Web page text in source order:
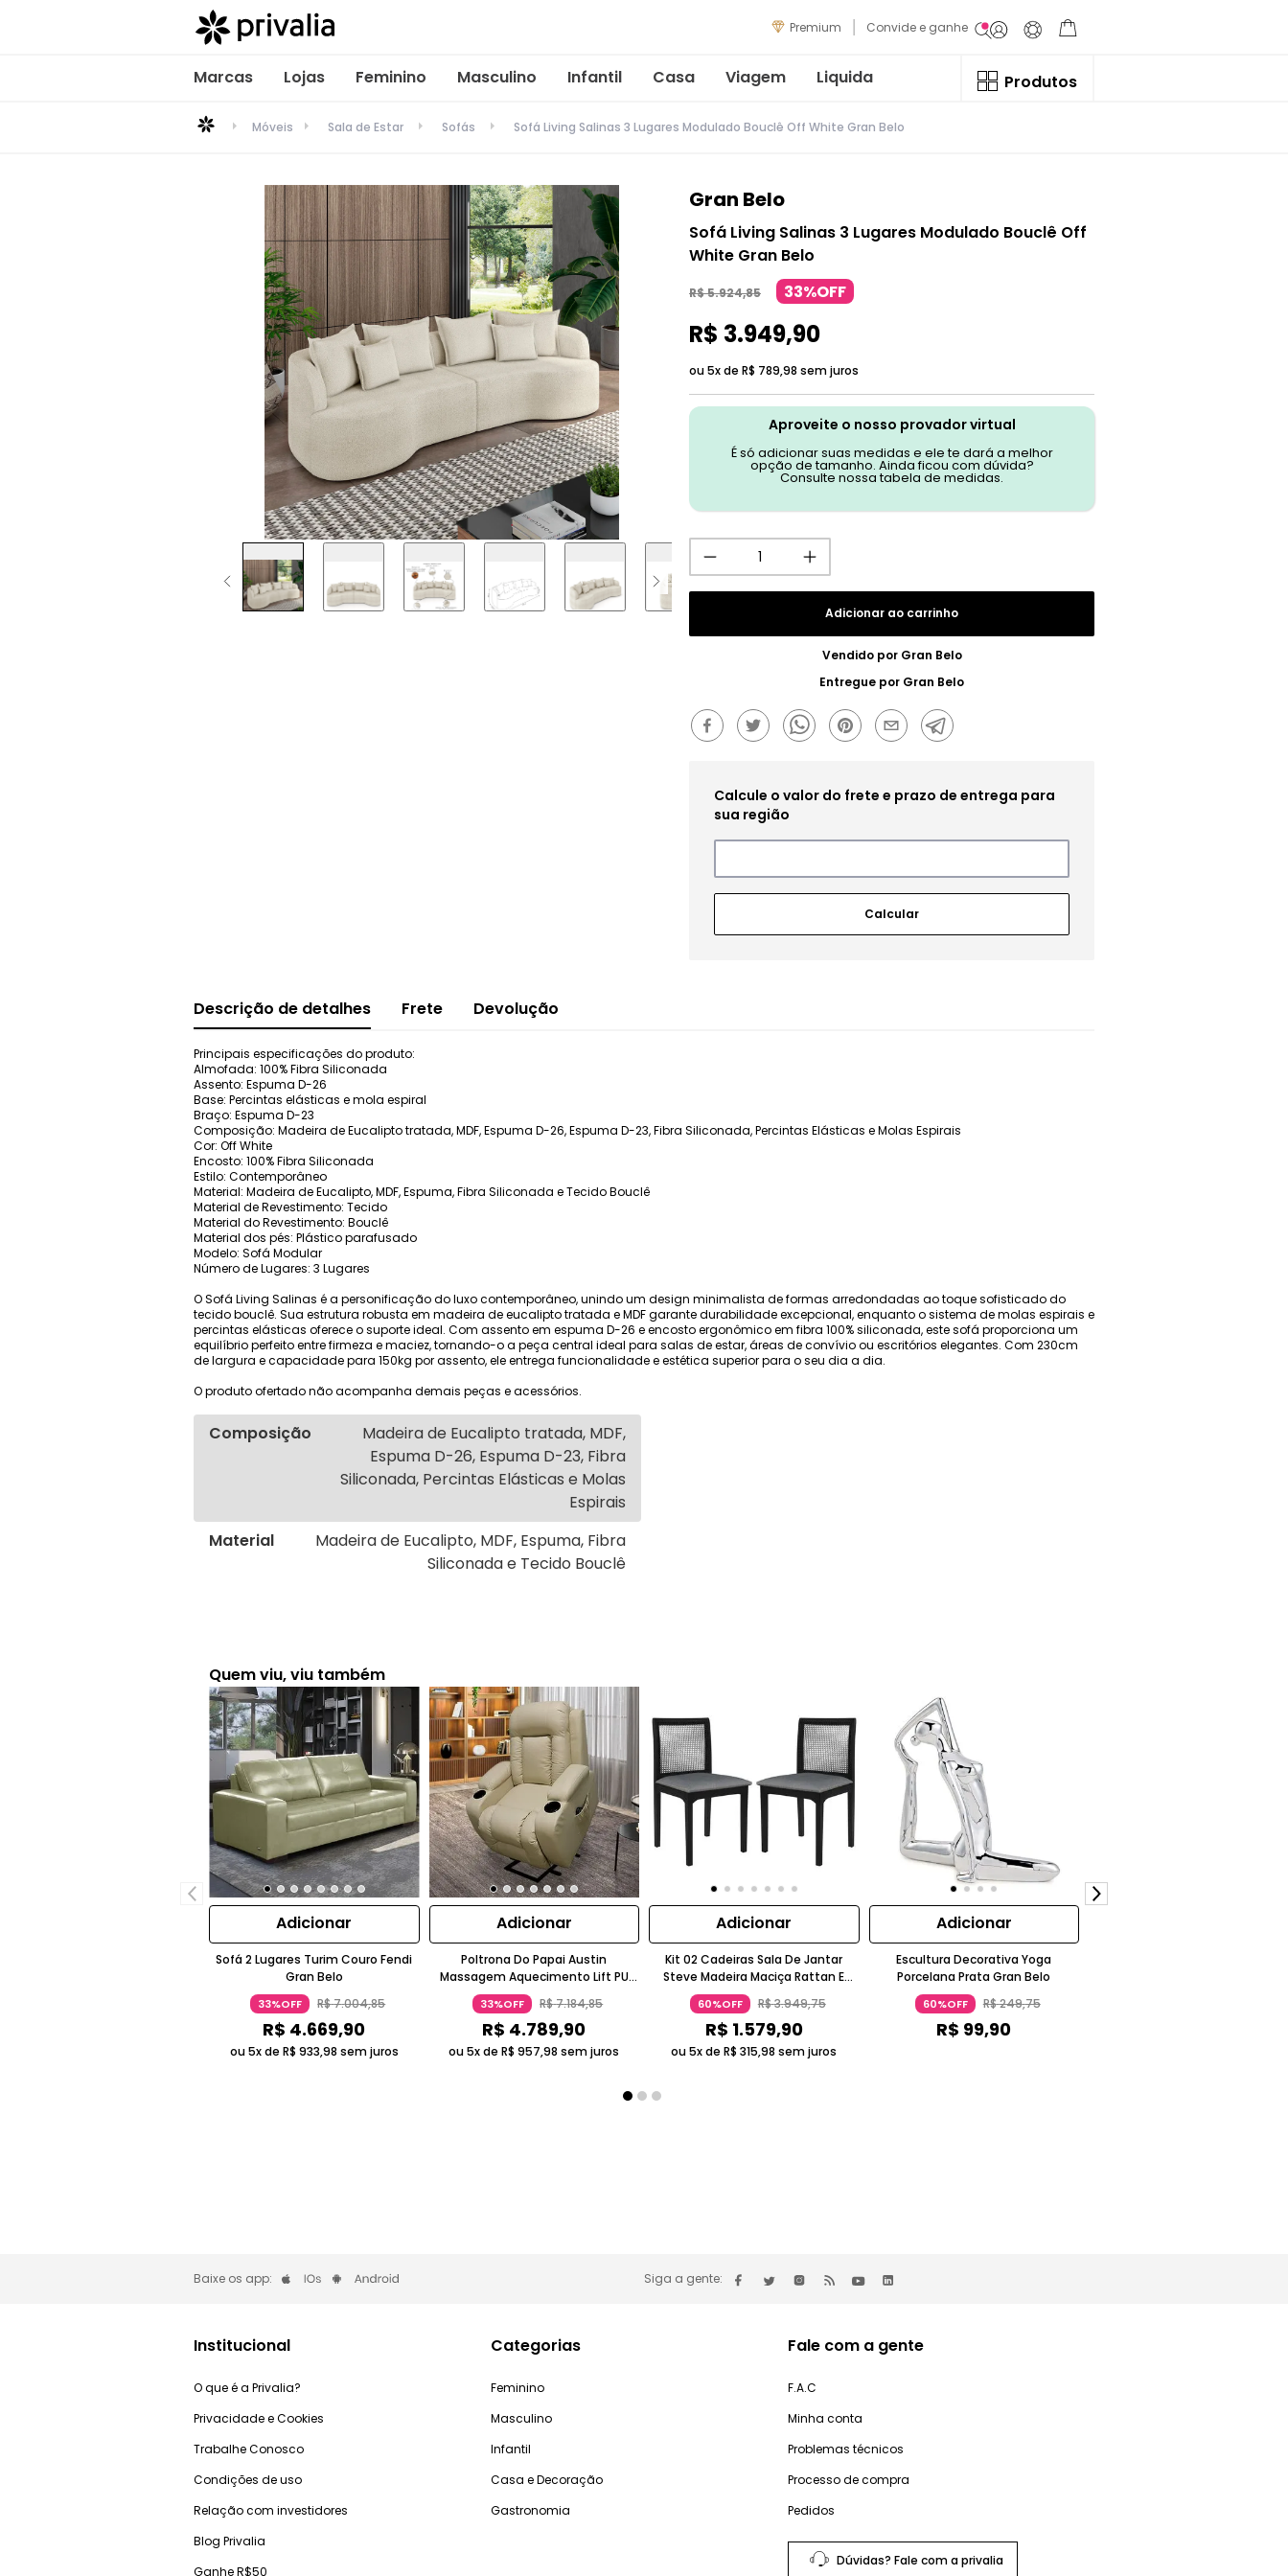
Premium Convide e ganhe
Marcas Lojas Feminino Masculino Infantil Casa Viagem Liquida Produtos
Móveis Sala de Estar Sofás Sofá Living Salinas 3 Lugares Modulado Bouclê Off White Gran Belo
Gran Belo
Sofá Living Salinas 3 Lugares Modulado Bouclê Off
White Gran Belo
R$5.924,85 33%OFF
R$ 3.949,90
ou 5x de R$ 789,98 sem juros
Aproveite o nosso provador virtual
É só adicionar suas medidas e ele te dará a melhor
opção de tamanho. Ainda ficou com dúvida?
Consulte nossa tabela de medidas.
Adicionar ao carrinho
Vendido por Gran Belo
Entregue por Gran Belo
Descrição de detalhes Frete Devolução
Principais especificações do produto:
Almofada: 100% Fibra Siliconada
Assento: Espuma D-26
Base: Percintas elásticas e mola espiral
Braço: Espuma D-23
Composição: Madeira de Eucalipto tratada, MDF, Espuma D-26, Espuma D-23, Fibra Siliconada, Percintas Elásticas e Molas Espirais
Cor: Off White
Encosto: 100% Fibra Siliconada
Estilo: Contemporâneo
Material: Madeira de Eucalipto, MDF, Espuma, Fibra Siliconada e Tecido Bouclê
Material de Revestimento: Tecido
Material do Revestimento: Bouclê
Material dos pés: Plástico parafusado
Modelo: Sofá Modular
Número de Lugares: 3 Lugares
O Sofá Living Salinas é a personificação do luxo contemporâneo, unindo um design minimalista de formas arredondadas ao toque sofisticado do
tecido bouclê. Sua estrutura robusta em madeira de eucalipto tratada e MDF garante durabilidade excepcional, enquanto o sistema de molas espirais e
percintas elásticas oferece o suporte ideal. Com assento em espuma D-26 e encosto ergonômico em fibra 100% siliconada, este sofá proporciona um
equilíbrio perfeito entre firmeza e maciez, tornando-o a peça central ideal para salas de estar, áreas de convívio ou escritórios elegantes. Com 230cm
de largura e capacidade para 150kg por assento, ele entrega funcionalidade e estética superior para o seu dia a dia.
O produto ofertado não acompanha demais peças e acessórios.
Composição
Madeira de Eucalipto tratada, MDF,
Espuma D-26, Espuma D-23, Fibra
Siliconada, Percintas Elásticas e Molas
Espirais
Material
Madeira de Eucalipto, MDF, Espuma, Fibra
Siliconada e Tecido Bouclê
Quem viu, viu também
Adicionar
Sofá 2 Lugares Turim Couro Fendi
Gran Belo
33%OFF R$7.004,85
R$ 4.669,90
ou 5x de R$ 933,98 sem juros
Adicionar
Poltrona Do Papai Austin
Massagem Aquecimento Lift PU
Bege Gran Belo
33%OFF R$7.184,85
R$ 4.789,90
ou 5x deR$ 957,98 sem juros
Adicionar
Kit 02 Cadeiras Sala De Jantar
Steve Madeira Maciça Rattan E
Linho Cinza Ébano Gran Belo
60%OFF R$3.949,75
R$ 1.579,90
ou 5x deR$ 315,98 sem juros
Adicionar
Escultura Decorativa Yoga
Porcelana Prata Gran Belo
60%OFF R$249,75
R$ 99,90
Baixe os app: Siga a gente:
Institucional
O que é a Privalia?
Privacidade e Cookies
Trabalhe Conosco
Condições de uso
Relação com investidores
Blog Privalia
Ganhe R$50
Categorias
Feminino
Masculino
Infantil
Casa e Decoração
Gastronomia
Fale com a gente
F.A.C
Minha conta
Problemas técnicos
Processo de compra
Pedidos
Dúvidas? Fale com a privalia